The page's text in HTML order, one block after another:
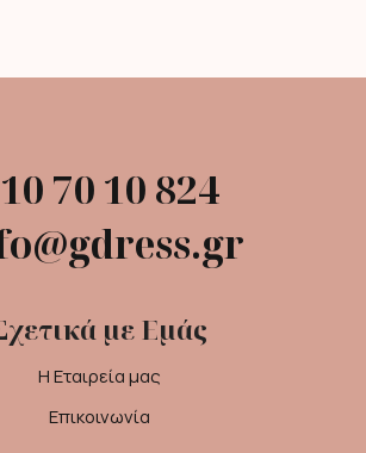
70 10 824
με Εμάς
Η Εταιρεία μας
Επικοινωνία